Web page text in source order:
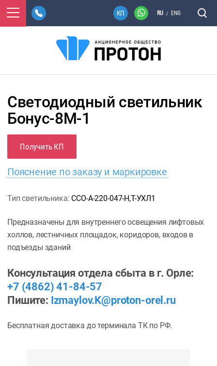
RU / ENG
Светодиодный светильник
Бонус-8М-1
Получить КП
Пояснение по заказу и маркировке
Тип светильника: ССО-А-220-047-Н,Т-УХЛ1
Предназначены для внутреннего освещения лифтовых
холлов, лестничных площадок, коридоров, входов в
подъезды зданий
Консультация отдела сбыта в г. Орле:
+7 (4862) 41-84-57
Пишите: Izmaylov.K@proton-orel.ru
Бесплатная доставка до терминала ТК по РФ.